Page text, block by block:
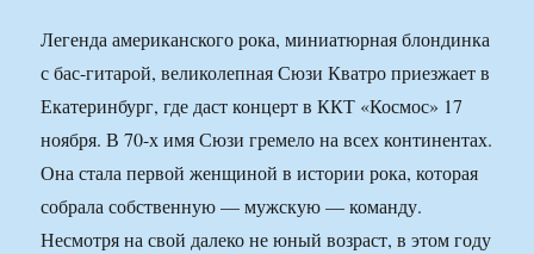
Легенда американского рока, миниатюрная блондинка
с бас-гитарой, великолепная Сюзи Кватро приезжает в
Екатеринбург, где даст концерт в ККТ «Космос» 17
ноября. В 70-х имя Сюзи гремело на всех континентах.
Она стала первой женщиной в истории рока, которая
собрала собственную — мужскую — команду.
Несмотря на свой далеко не юный возраст, в этом году